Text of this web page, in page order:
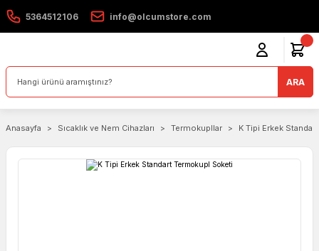
5364512106 info@olcumstore.com
ARA
Anasayfa Sıcaklık ve Nem Cihazları Termokupllar K Tipi Erkek